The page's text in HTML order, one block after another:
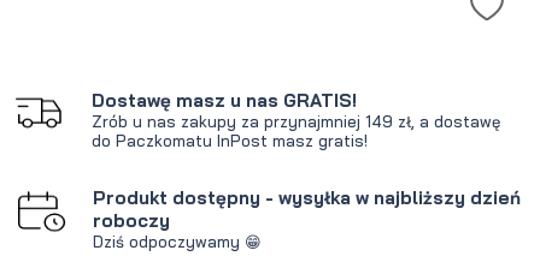
Dostawę masz u nas GRATIS!
Zrób u nas zakupy za przynajmniej 149 zł, a dostawę
do Paczkomatu InPost masz gratis!
Produkt dostępny - wysyłka w najbliższy dzień
roboczy
Dziś odpoczywamy 😁